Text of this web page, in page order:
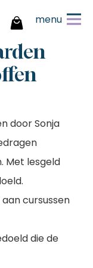
menu
door Sonja
Met lesgeld
cursussen
die de
kunt
prijzen en
sturen je
in